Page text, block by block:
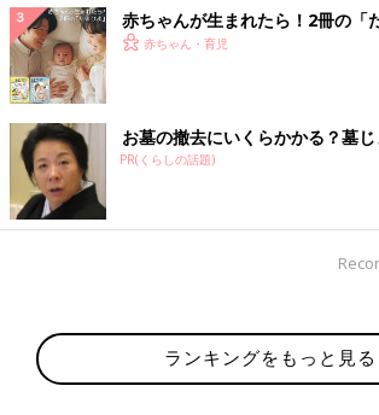
赤ちゃんが生まれたら！2冊の「
赤ちゃん・育児
お墓の撤去にいくらかかる？墓
PR(くらしの話題)
ランキングをもっと見る